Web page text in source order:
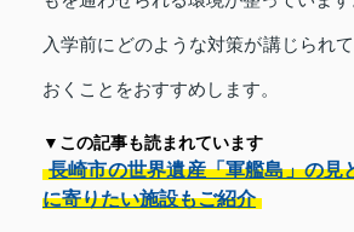
入学前にどのような対策が講じられ
おくことをおすすめします。
▼この記事も読まれています
長崎市の世界遺産「軍艦島」の見
に寄りたい施設もご紹介